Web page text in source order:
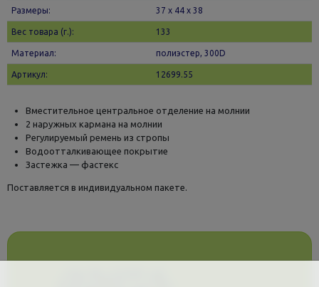
Размеры: 37 х 44 x 38
Вес товара (г.): 133
Материал: полиэстер, 300D
Артикул: 12699.55
Вместительное центральное отделение на молнии
2 наружных кармана на молнии
Регулируемый ремень из стропы
Водоотталкивающее покрытие
Застежка — фастекс
Поставляется в индивидуальном пакете.